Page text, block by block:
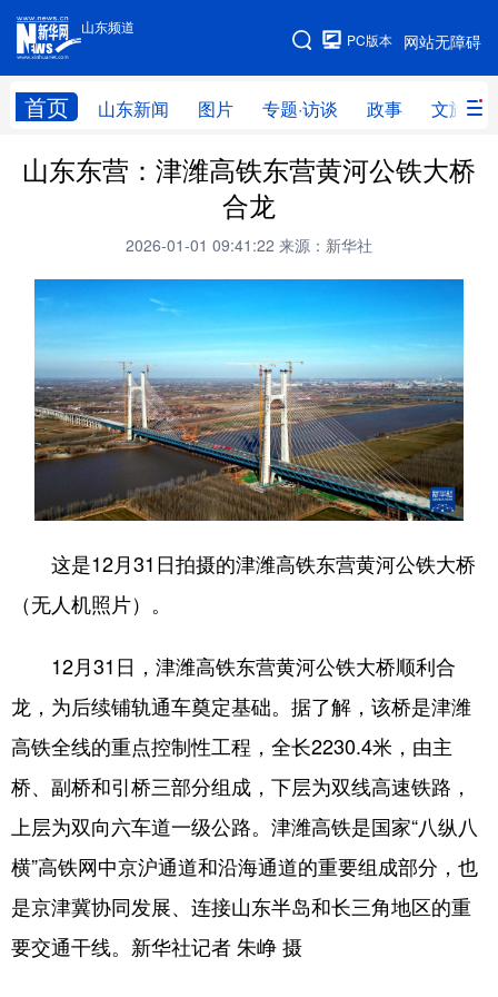
山东频道
网站无障碍
PC版本
首页 山东新闻 图片 专题·访谈 政事 文旅
手机版
网站地图
学习进行时 高层 时政 人事
全球连线
科技 科普 文化
健康 军事 访谈 视频
图片 中央文件 金融 汽车
食品 人居 信息化 乡村振兴
溯源中国 城市 旅游 能源
地方频道
政事 文旅 社会民生 山东产经
文娱 融媒秀 地市 科教
健康 微视齐鲁
山东东营：津潍高铁东营黄河公铁大桥
合龙
2026-01-01 09:41:22 来源：新华社
这是12月31日拍摄的津潍高铁东营黄河公铁大桥
（无人机照片）。
12月31日，津潍高铁东营黄河公铁大桥顺利合
龙，为后续铺轨通车奠定基础。据了解，该桥是津潍
高铁全线的重点控制性工程，全长2230.4米，由主
桥、副桥和引桥三部分组成，下层为双线高速铁路，
上层为双向六车道一级公路。津潍高铁是国家“八纵八
横”高铁网中京沪通道和沿海通道的重要组成部分，也
是京津冀协同发展、连接山东半岛和长三角地区的重
要交通干线。新华社记者 朱峥 摄